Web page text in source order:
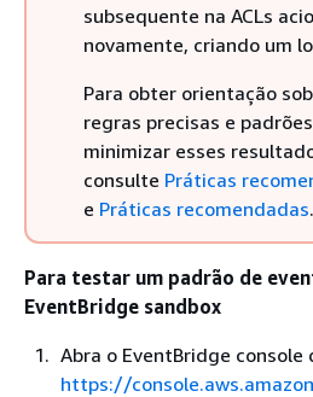
subsequente na ACLs
novamente, criando um
Para obter orientação
regras precisas e
minimizar esses
consulte Práticas
e Práticas recomendadas.
Para testar um padrão de
EventBridge sandbox
Abra o EventBridge console
https://